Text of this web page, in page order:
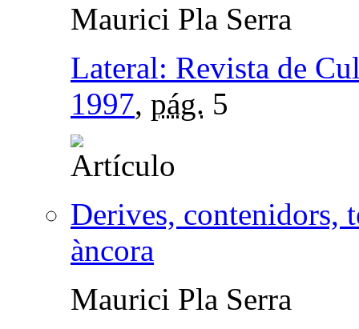
Maurici Pla Serra
Lateral: Revista de
1997, pág. 5
Derives, contenidors,
àncora
Maurici Pla Serra